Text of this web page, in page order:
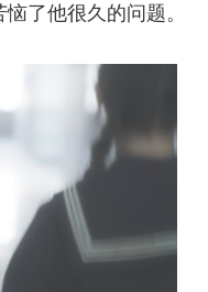
了他很久的问题。